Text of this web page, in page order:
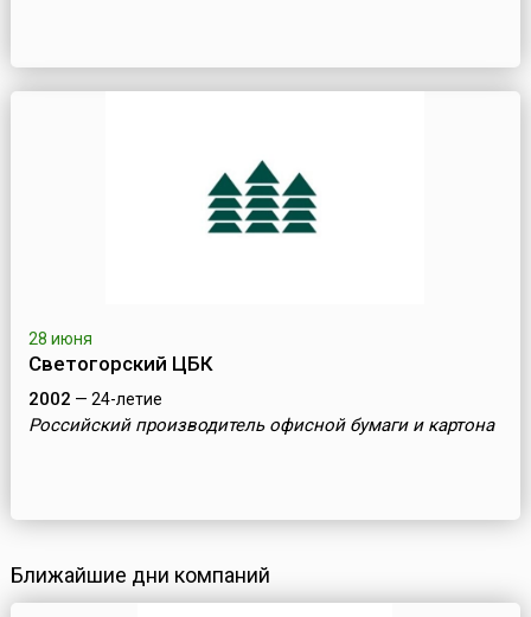
28 июня
Светогорский ЦБК
2002 — 24-летие
Российский производитель офисной бумаги и картона
Ближайшие дни компаний